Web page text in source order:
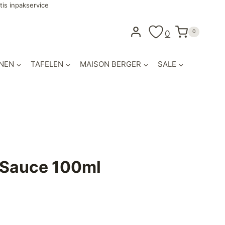
inpakservice
0 0
TAFELEN MAISON BERGER SALE
100ml